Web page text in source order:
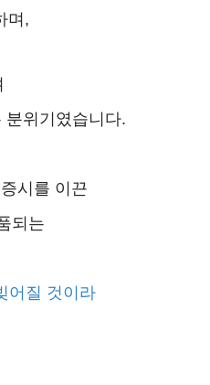
며,
분위기였습니다.
시를 이끈
되는
어질 것이라